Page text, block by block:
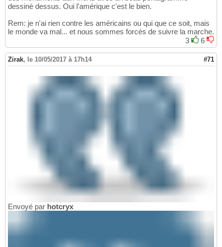
dessiné dessus. Oui l'amérique c'est le bien.
Rem: je n'ai rien contre les américains ou qui que ce soit, mais
le monde va mal... et nous sommes forcés de suivre la marche.
3
6
Zirak, le 10/05/2017 à 17h14 #71
Envoyé par hotcryx